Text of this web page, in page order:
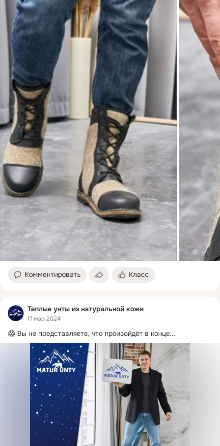
Комментировать Класс
Теплые унты из натуральной кожи
17 мар 2024
😱 Вы не представляете, что произойдёт в конце...